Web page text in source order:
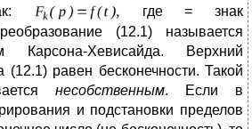
где = знак
(12.1) называется
Карсона-Хевисайда. Верхний
(12.1) равен бесконечности. Такой
несобственным. Если в
и подстановки пределов